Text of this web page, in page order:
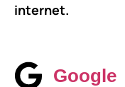
internet.
Google